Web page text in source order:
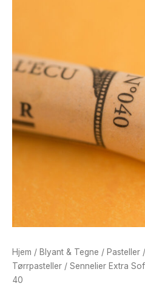
Hjem / Blyant & Tegne / Pasteller /
Tørrpasteller / Sennelier Extra
40